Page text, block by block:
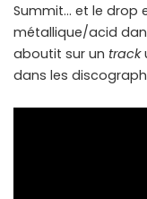
Summit… et le drop
métallique/acid
aboutit sur un track
dans les